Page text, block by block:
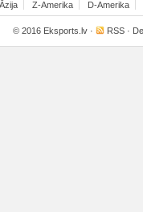
Āzija Z-Amerika D-Amerika
© 2016 Eksports.lv · RSS ·